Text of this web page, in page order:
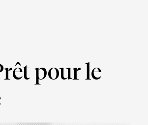
pour le